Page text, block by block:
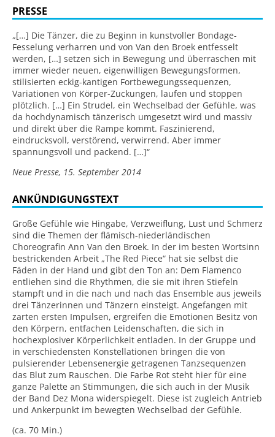
PRESSE
„[…] Die Tänzer, die zu Beginn in kunstvoller Bondage-
Fesselung verharren und von Van den Broek entfesselt
werden, […] setzen sich in Bewegung und überraschen mit
immer wieder neuen, eigenwilligen Bewegungsformen,
stilisierten eckig-kantigen Fortbewegungssequenzen,
Variationen von Körper-Zuckungen, laufen und stoppen
plötzlich. […] Ein Strudel, ein Wechselbad der Gefühle, was
da hochdynamisch tänzerisch umgesetzt wird und massiv
und direkt über die Rampe kommt. Faszinierend,
eindrucksvoll, verstörend, verwirrend. Aber immer
spannungsvoll und packend. […]“
Neue Presse, 15. September 2014
ANKÜNDIGUNGSTEXT
Große Gefühle wie Hingabe, Verzweiflung, Lust und Schmerz
sind die Themen der flämisch-niederländischen
Choreografin Ann Van den Broek. In der im besten Wortsinn
bestrickenden Arbeit „The Red Piece“ hat sie selbst die
Fäden in der Hand und gibt den Ton an: Dem Flamenco
entliehen sind die Rhythmen, die sie mit ihren Stiefeln
stampft und in die nach und nach das Ensemble aus jeweils
drei Tänzerinnen und Tänzern einsteigt. Angefangen mit
zarten ersten Impulsen, ergreifen die Emotionen Besitz von
den Körpern, entfachen Leidenschaften, die sich in
hochexplosiver Körperlichkeit entladen. In der Gruppe und
in verschiedensten Konstellationen bringen die von
pulsierender Lebensenergie getragenen Tanzsequenzen
das Blut zum Rauschen. Die Farbe Rot steht hier für eine
ganze Palette an Stimmungen, die sich auch in der Musik
der Band Dez Mona widerspiegelt. Diese ist zugleich Antrieb
und Ankerpunkt im bewegten Wechselbad der Gefühle.
(ca. 70 Min.)